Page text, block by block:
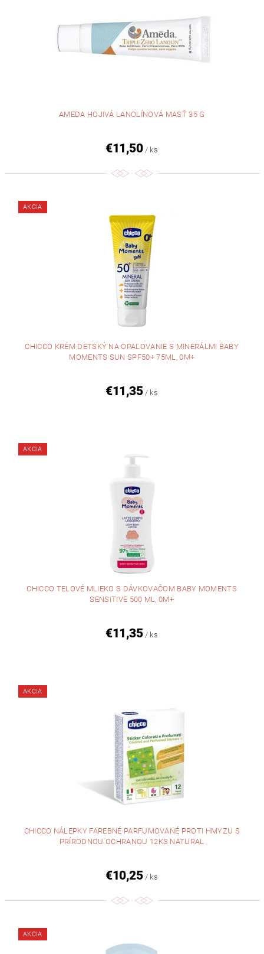
AMEDA HOJIVÁ LANOLÍNOVÁ MASŤ 35 G
€11,50 / ks
AKCIA
CHICCO KRÉM DETSKÝ NA OPAĽOVANIE S MINERÁLMI BABY
MOMENTS SUN SPF50+ 75ML, 0M+
€11,35 / ks
AKCIA
CHICCO TELOVÉ MLIEKO S DÁVKOVAČOM BABY MOMENTS
SENSITIVE 500 ML, 0M+
€11,35 / ks
AKCIA
CHICCO NÁLEPKY FAREBNÉ PARFUMOVANÉ PROTI HMYZU S
PRÍRODNOU OCHRANOU 12KS NATURAL
€10,25 / ks
AKCIA